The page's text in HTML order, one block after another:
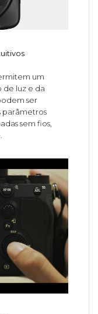
um
de luz e da
ser
parâmetros
sem fios,